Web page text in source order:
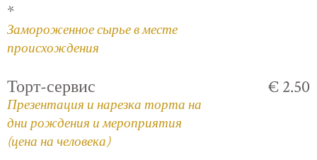
*
Замороженное сырье в месте
происхождения
Торт-сервис
Презентация и нарезка торта на
дни рождения и мероприятия
(цена на человека)
€ 2.50